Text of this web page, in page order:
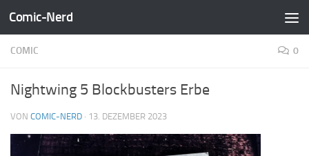
Zum Inhalt springen
Comic-Nerd
COMIC 0
Nightwing 5 Blockbusters Erbe
VON COMIC-NERD · 13. DEZEMBER 2023